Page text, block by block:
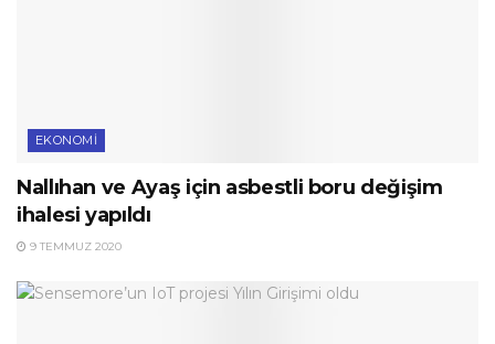
EKONOMI
Nallıhan ve Ayaş için asbestli boru değişim
ihalesi yapıldı
9 TEMMUZ 2020